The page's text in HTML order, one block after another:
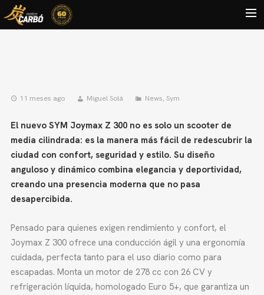
QUIÉNES SOMOS?
CONTACTO
11 meses ago Miguel Solá News, Sym
El nuevo SYM Joymax Z 300 no es solo un scooter de
media cilindrada: es la manera más fácil de redescubrir la
ciudad con confort, seguridad y estilo. Su diseño
anguloso y dinámico combina elegancia y deportividad,
creando una presencia moderna que no pasa
desapercibida.
Pensado para quienes exigen rendimiento y confort, el
Joymax Z 300 ofrece una conducción ágil y una ergonomía
cuidada, perfecta tanto para el uso diario como para
escapadas. Monta un motor de 278 cc con 26 CV y
refrigeración líquida, homologado Euro 5+, que garantiza un